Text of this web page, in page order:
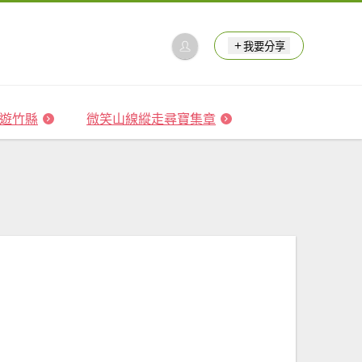
我要分享
竹縣 微笑山線縱走尋寶集章